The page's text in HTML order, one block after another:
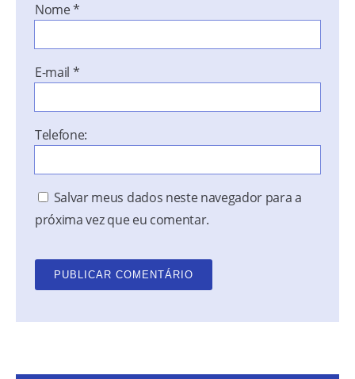
Nome*
E-mail *
Telefone:
Salvar meus dados neste navegador para a
próxima vez que eu comentar.